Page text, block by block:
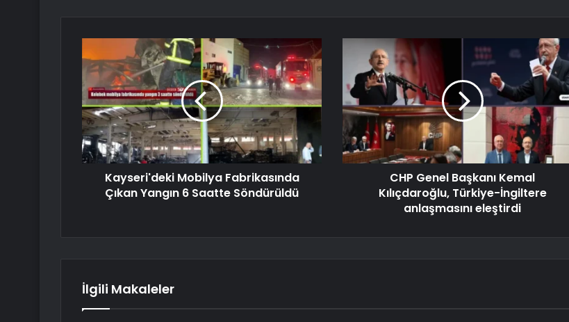
Kayseri'deki Mobilya Fabrikasında
Çıkan Yangın 6 Saatte Söndürüldü
CHP Genel Başkanı Kemal
Kılıçdaroğlu, Türkiye-İngiltere
anlaşmasını eleştirdi
İlgili Makaleler